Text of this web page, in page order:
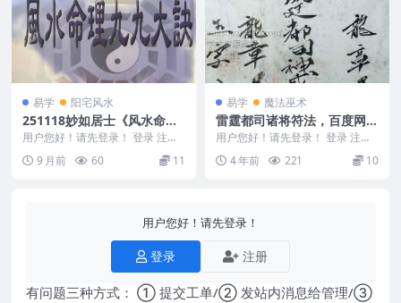
易学 阳宅风水
251118妙如居士《风水命理
九九大诀》 220页Y
用户您好！请先登录！ 登录 注册
妙如居士《风水命理九九大诀》 2
20页Y 25...
9 月前 60 11
易学 魔法巫术
雷霆都司诸将符法，百度网盘
下载，阿里云盘下载
用户您好！请先登录！ 登录 注册
雷霆都司诸将符法 编号：D22510
&nbs...
4 年前 221 10
用户您好！请先登录！
登录 注册
有问题三种方式： ① 提交工单/② 发站内消息给管理/③